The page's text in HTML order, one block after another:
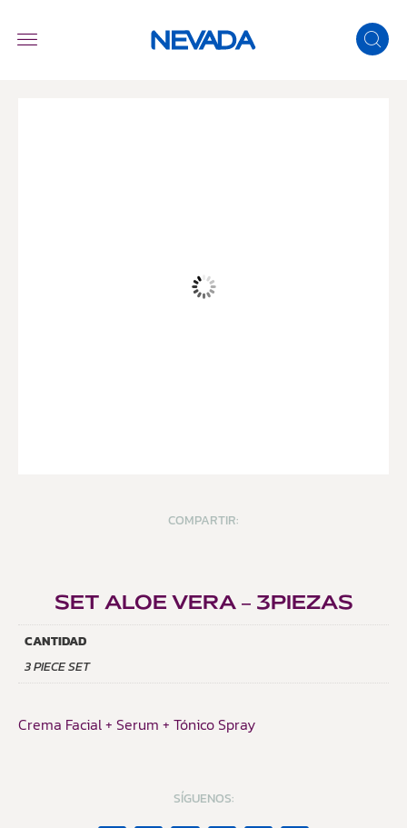
COMPARTIR:
SET ALOE VERA – 3PIEZAS
CANTIDAD
3 PIECE SET
Crema Facial + Serum + Tónico Spray
SÍGUENOS: